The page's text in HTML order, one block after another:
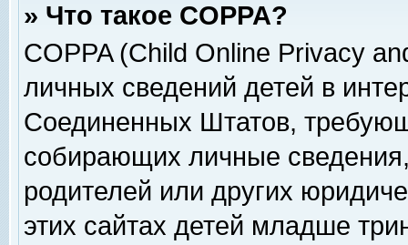
» Что такое COPPA?
COPPA (Child Online Privacy
личных сведений детей в
Соединенных Штатов,
собирающих личные
родителей или других
этих сайтах детей младше